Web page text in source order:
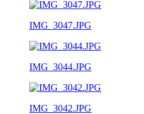
IMG_3047.JPG
IMG_3044.JPG
IMG_3042.JPG